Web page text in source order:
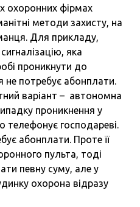
охоронних фірмах
методи захисту, на
Для прикладу,
яка
проникнути до
не потребує абонплати.
варіант – автономна
проникнення у
телефонує господареві.
абонплати. Проте її
пульта, тоді
певну суму, але у
охорона відразу